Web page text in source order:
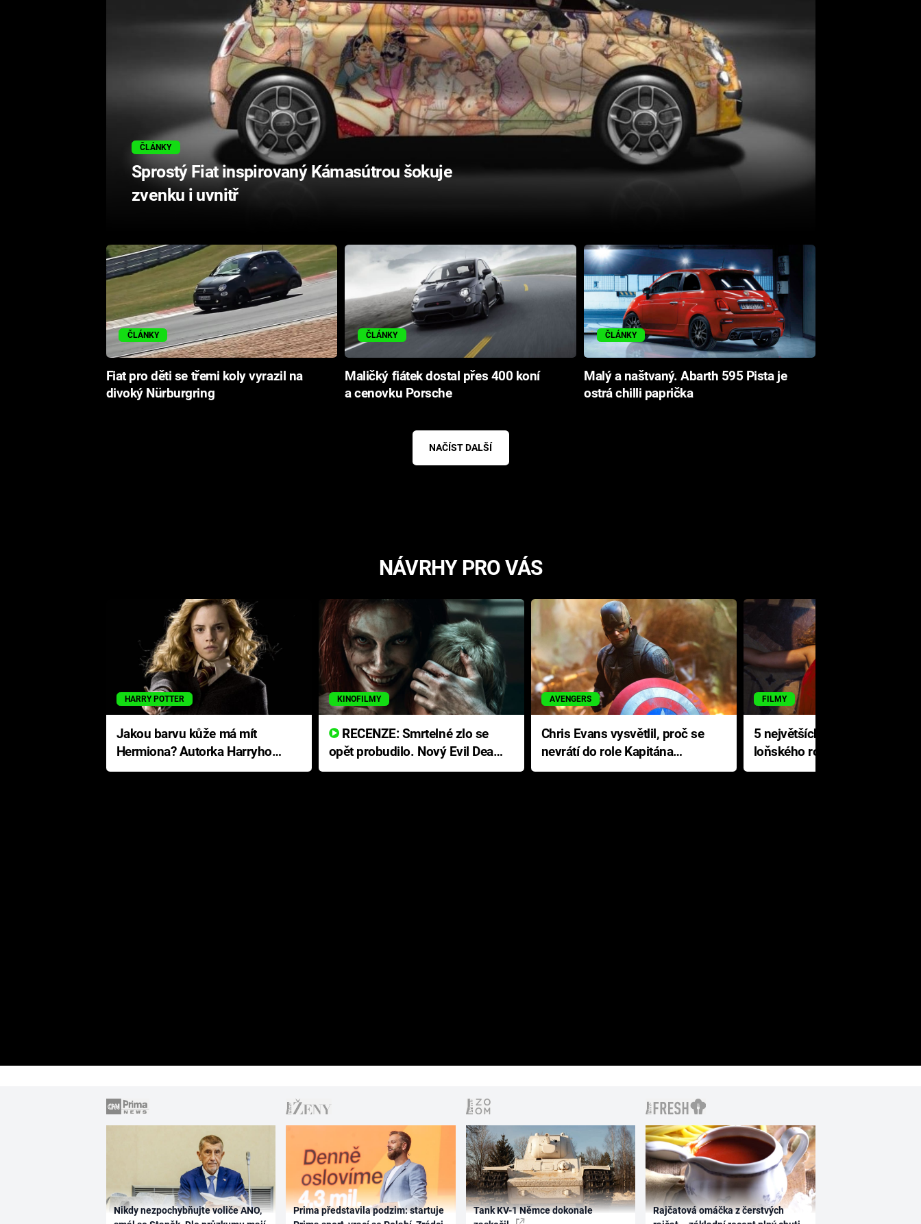
ČLÁNKY
Sprostý Fiat inspirovaný Kámasútrou šokuje
zvenku i uvnitř
ČLÁNKY
Fiat pro děti se třemi koly vyrazil na
divoký Nürburgring
ČLÁNKY
Maličký fiátek dostal přes 400 koní
a cenovku Porsche
ČLÁNKY
Malý a naštvaný. Abarth 595 Pista je
ostrá chilli paprička
NAČÍST DALŠÍ
NÁVRHY PRO VÁS
HARRY POTTER
Jakou barvu kůže má mít
Hermiona? Autorka Harryho
Pottera přišla s ráznou
KINOFILMY
RECENZE: Smrtelné zlo se
opět probudilo. Nový Evil Dead
přichází s neodolatelnou
AVENGERS
Chris Evans vysvětlil, proč se
nevrátí do role Kapitána
Ameriky
FILMY
5 největších propadáků
loňského roku: Disney na
jediné katastrofě prodělal 200
Nikdy nezpochybňujte voliče ANO,
Prima představila podzim: startuje
Tank KV-1 Němce dokonale
Rajčatová omáčka z čerstvých